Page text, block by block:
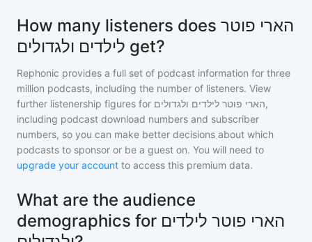
How many listeners does הארי פוטר
לילדים ולגדולים get?
Rephonic provides a full set of podcast information for three
million podcasts, including the number of listeners. View
further listenership figures for הארי פוטר לילדים ולגדולים,
including podcast download numbers and subscriber
numbers, so you can make better decisions about which
podcasts to sponsor or be a guest on. You will need to
upgrade your account to access this premium data.
What are the audience
demographics for הארי פוטר לילדים